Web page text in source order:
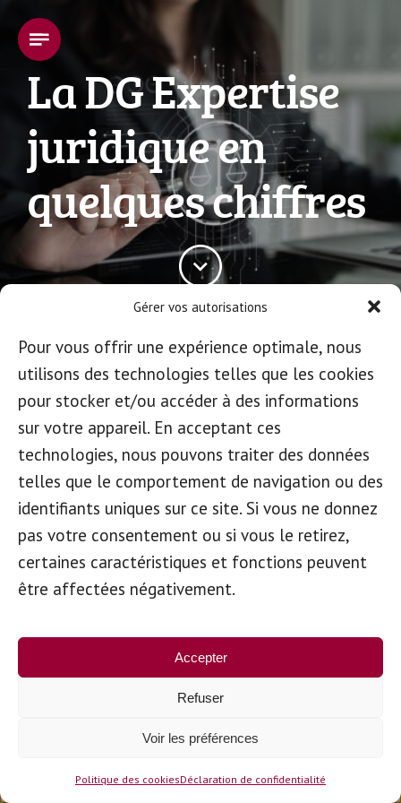
Gérer vos autorisations
Pour vous offrir une expérience optimale, nous
utilisons des technologies telles que les cookies
pour stocker et/ou accéder à des informations
sur votre appareil. En acceptant ces
technologies, nous pouvons traiter des données
telles que le comportement de navigation ou des
identifiants uniques sur ce site. Si vous ne donnez
pas votre consentement ou si vous le retirez,
certaines caractéristiques et fonctions peuvent
être affectées négativement.
Accepter
Refuser
Voir les préférences
Politique des cookiesDéclaration de confidentialité
La DG Expertise
juridique en
quelques chiffres
Le paysage social belge repose sur de
nombreux dossiers juridiques complexes et
parfois sensibles. De lalégislationet des
dossiers personnels à l’analysede la
manière dont les réglementations
européennes peuvent être transposées au
niveau belge. Ce n’est là qu’une partie des
Expertise juridique.
Outre le travail purement légistique
apporte un appui juridique et technique aux
ministres et aux partenaires impliqués dans